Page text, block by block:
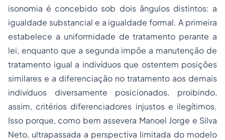
isonomia é concebido sob dois ângulos distintos: a
igualdade substancial e a igualdade formal. A primeira
estabelece a uniformidade de tratamento perante a
lei, enquanto que a segunda impõe a manutenção de
tratamento igual a indivíduos que ostentem posições
similares e a diferenciação no tratamento aos demais
indivíduos diversamente posicionados, proibindo,
assim, critérios diferenciadores injustos e ilegítimos.
Isso porque, como bem assevera Manoel Jorge e Silva
Neto, ultrapassada a perspectiva limitada do modelo